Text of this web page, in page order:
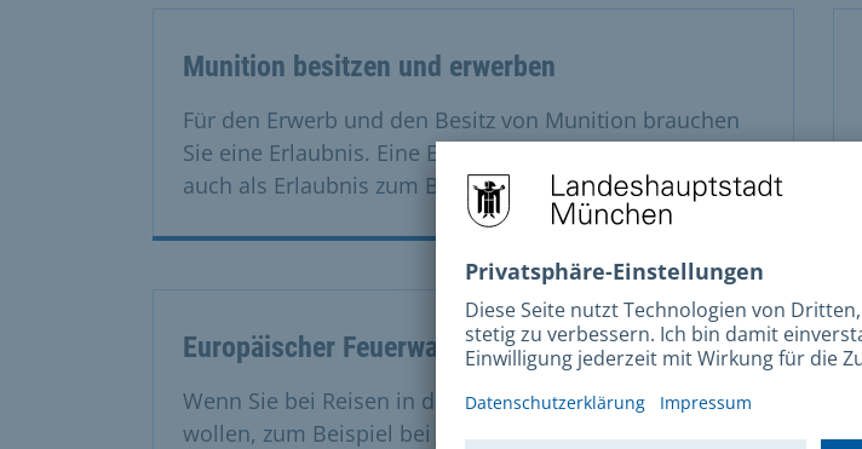
Munition besitzen und erwerben
Für den Erwerb und den Besitz von Munition brauchen
Sie eine Erlaubnis. Eine Erwerbserlaubnis gilt gleichzeitig
auch als Erlaubnis zum Besitz.
Europäischer Feuerwaffenpass
Wenn Sie bei Reisen in der EU Waffen mitnehmen
wollen, zum Beispiel bei Jagdreisen oder für